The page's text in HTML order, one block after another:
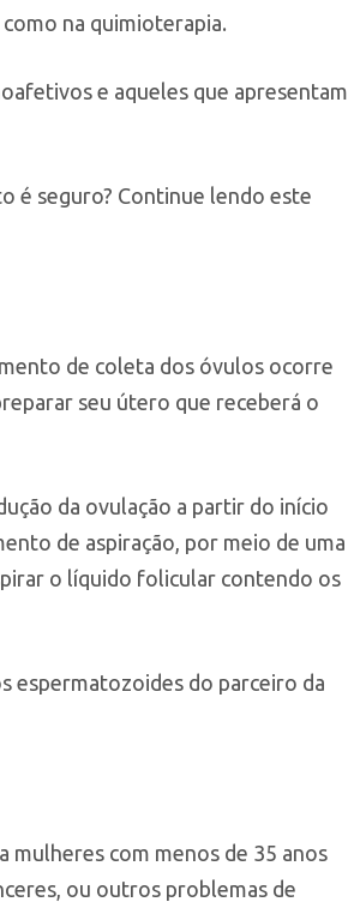
na quimioterapia.
e aqueles que apresentam
é seguro? Continue lendo este
de coleta dos óvulos ocorre
seu útero que receberá o
da ovulação a partir do início
de aspiração, por meio de uma
o líquido folicular contendo os
espermatozoides do parceiro da
mulheres com menos de 35 anos
ou outros problemas de